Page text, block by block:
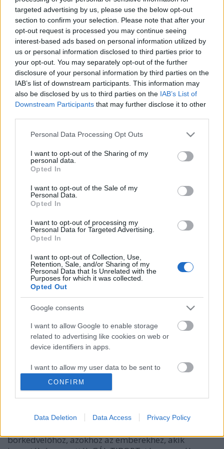
targeted advertising by us, please use the below opt-out
section to confirm your selection. Please note that after your
opt-out request is processed you may continue seeing
interest-based ads based on personal information utilized by
us or personal information disclosed to third parties prior to
your opt-out. You may separately opt-out of the further
disclosure of your personal information by third parties on the
IAB’s list of downstream participants. This information may
also be disclosed by us to third parties on the IAB’s List of
Downstream Participants that may further disclose it to other
Please note that this website/app uses one or more Google
not limited to your visit or usage behaviour. You may click to
grant or deny consent to Google and its third-party tags to
use your data for below specified purposes in below Google
consent section.
Personal Data Processing Opt Outs
I want to opt-out of the Sharing of my
personal data.
Opted In
I want to opt-out of the Sale of my
Personal Data.
Opted In
I want to opt-out of processing my
Personal Data for Targeted Advertising.
Opted In
I want to opt-out of Collection, Use,
Retention, Sale, and/or Sharing of my
Personal Data that Is Unrelated with the
Purposes for which it was collected.
Opted Out
Google consents
I want to allow Google to enable storage
related to advertising like cookies on web or
device identifiers in apps.
I want to allow my user data to be sent to
Google for online advertising purposes.
I want to allow Google to send me
related to analytics like cookies on web or
CONFIRM
Data Deletion Data Access Privacy Policy
Bormustra és Gál Tibor Emléknap Egerben
Bikavérünnep :-) Július 11. és 13. között rendezik
meg Egerben az Egri Bikavér Ünnepét Szent Donát
napjához kapcsolódva - jelentették be csütörtökön a
hevesi megyeszékhelyen. Augusztus 15-től 17-ig
pedig az Egri Bormustrára kerül…
Felhívás!
2008. június 19.
Kedves Olvasó! Az Egri Borbarát Hölgyek
Egyesülete nevében keresem meg Önt. Egyesületünk
egyik feladata a szőlőművelés, a borászati
tevékenységek hagyományainak megőrzése, annak
kultúra része…
Emléktáblát avattak Gál Tibor borász
tiszteletére
Emléktáblát avattak Gál Tibor borász tiszteletére
Az idei Pannon Bormustrát követő fogadáson
emléktáblát avattak Gál Tibor tiszteletére. A neves
egri borász egyebek mellett a Pannonhalmi Apátsági
Pincészet létrehozásában is közreműködött,
alapítója volt…
Egri Borbarát Hölgyek Egyesülete
felhívása
Wine T. Ester•2008. március 17.
Egri Borbarát Hölgyek Egyesülete felhívásal fordul
borkedvelőhöz, azokhoz az emberekhez, akik